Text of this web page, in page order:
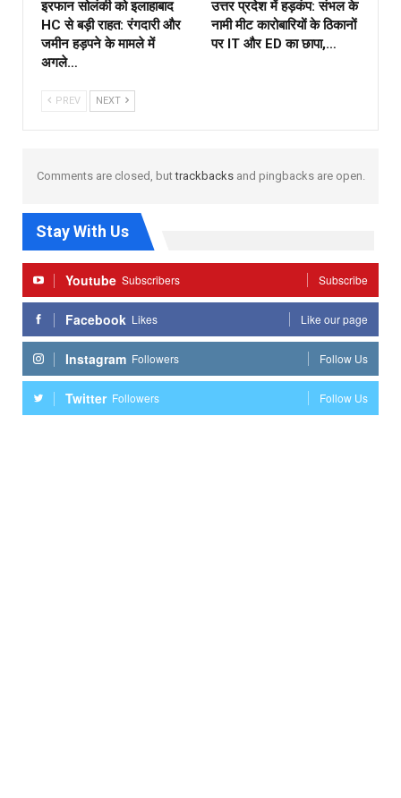
इरफान सोलंकी को इलाहाबाद
HC से बड़ी राहत: रंगदारी और
जमीन हड़पने के मामले में
अगले…
उत्तर प्रदेश में हड़कंप: संभल के
नामी मीट कारोबारियों के ठिकानों
पर IT और ED का छापा,…
PREV NEXT
Comments are closed, buttrackbacksand pingbacks are open.
Stay With Us
Youtube Subscribers Subscribe
Facebook Likes Like our page
Instagram Followers Follow Us
Twitter Followers Follow Us